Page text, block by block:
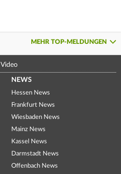
MEHR TOP-MELDUNGEN
Video
NEWS
Hessen News
Frankfurt News
Wiesbaden News
Mainz News
Kassel News
Darmstadt News
Offenbach News